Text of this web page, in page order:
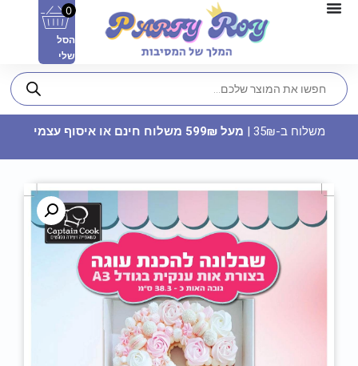
כוס מתכת - בית"ר ירושלים
55₪
0
הסל
שלי
משלוח ב-35₪ | מעל 599₪ משלוח חינם או איסוף עצמי